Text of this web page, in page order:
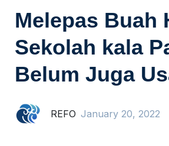
Melepas Buah
Sekolah kala
Belum Juga
REFO January 20, 2022